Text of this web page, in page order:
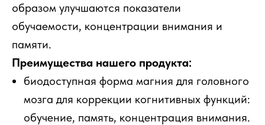
образом улучшаются показатели
обучаемости, концентрации внимания и
памяти.
Преимущества нашего продукта:
биодоступная форма магния для головного
мозга для коррекции когнитивных функций:
обучение, память, концентрация внимания.